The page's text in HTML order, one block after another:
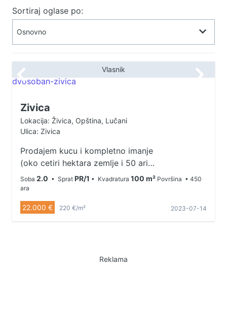
Sortiraj oglase po:
Vlasnik
Zivica
Lokacija: Živica, Opština, Lučani
Ulica: Zivica
Prodajem kucu i kompletno imanje
(oko cetiri hektara zemlje i 50 ari
sume) u selu Zivica na 6km od
Guce, opstina Lucani.
Uknjizeno.Kontakt: 0603800309
Lokacija:
https://www.google.com/maps/place/
Soba 2.0 • Sprat PR/1 • Kvadratura 100 m² Površina • 450
ara
22.000 € 220 €/m² 2023-07-14
Reklama